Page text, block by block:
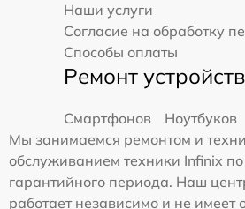
Наши услуги
Согласие на обработку
Способы оплаты
Ремонт устройств
Смартфонов
Ноутбуков
Мы занимаемся ремонтом и
обслуживанием техники Infinix
гарантийного периода. Наш
работает независимо и не имеет